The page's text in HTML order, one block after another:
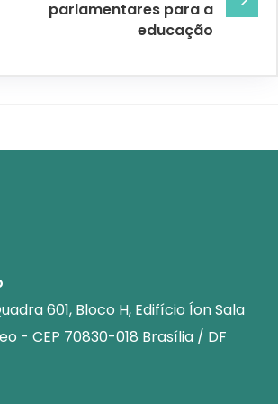
parlamentares para a
educação
601, Bloco H, Edifício Íon Sala
- CEP 70830-018 Brasília / DF